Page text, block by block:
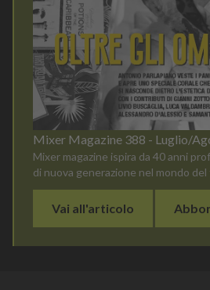
Mixer Magazine 388 - Luglio/
Mixer magazine ispira da 40 anni
di nuova generazione nel mondo del
Vai all'articolo